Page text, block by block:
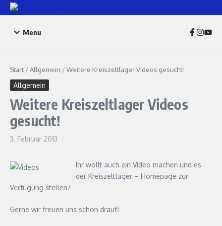
Zum Inhalt springen
Menu
Start /Allgemein /Weitere Kreiszeltlager Videos gesucht!
Allgemein
Weitere Kreiszeltlager Videos
gesucht!
3. Februar 2013
Ihr wollt auch ein Video machen und es
der Kreiszeltlager – Homepage zur
Verfügung stellen?
Gerne wir freuen uns schon drauf!